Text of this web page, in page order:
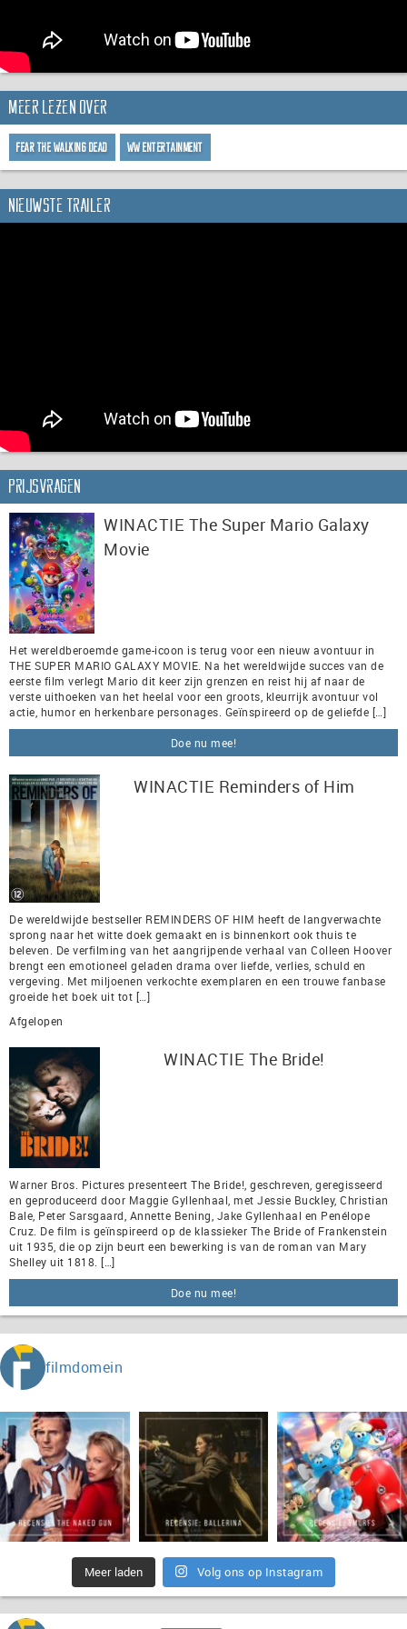
Meer lezen over
Fear the Walking Dead WW Entertainment
Nieuwste trailer
Prijsvragen
WINACTIE The Super Mario Galaxy
Movie
Het wereldberoemde game-icoon is terug voor een nieuw avontuur in
THE SUPER MARIO GALAXY MOVIE. Na het wereldwijde succes van de
eerste film verlegt Mario dit keer zijn grenzen en reist hij af naar de
verste uithoeken van het heelal voor een groots, kleurrijk avontuur vol
actie, humor en herkenbare personages. Geïnspireerd op de geliefde […]
Doe nu mee!
WINACTIE Reminders of Him
De wereldwijde bestseller REMINDERS OF HIM heeft de langverwachte
sprong naar het witte doek gemaakt en is binnenkort ook thuis te
beleven. De verfilming van het aangrijpende verhaal van Colleen Hoover
brengt een emotioneel geladen drama over liefde, verlies, schuld en
vergeving. Met miljoenen verkochte exemplaren en een trouwe fanbase
groeide het boek uit tot […]
Afgelopen
WINACTIE The Bride!
Warner Bros. Pictures presenteert The Bride!, geschreven, geregisseerd
en geproduceerd door Maggie Gyllenhaal, met Jessie Buckley, Christian
Bale, Peter Sarsgaard, Annette Bening, Jake Gyllenhaal en Penélope
Cruz. De film is geïnspireerd op de klassieker The Bride of Frankenstein
uit 1935, die op zijn beurt een bewerking is van de roman van Mary
Shelley uit 1818. […]
Doe nu mee!
filmdomein
Meer laden Volg ons op Instagram